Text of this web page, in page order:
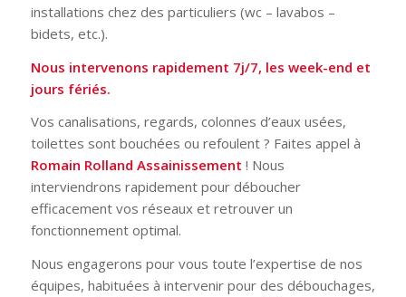
installations chez des particuliers (wc – lavabos –
bidets, etc.).
Nous intervenons rapidement 7j/7, les week-end et
jours fériés.
Vos canalisations, regards, colonnes d’eaux usées,
toilettes sont bouchées ou refoulent ? Faites appel à
Romain Rolland Assainissement ! Nous
interviendrons rapidement pour déboucher
efficacement vos réseaux et retrouver un
fonctionnement optimal.
Nous engagerons pour vous toute l’expertise de nos
équipes, habituées à intervenir pour des débouchages,